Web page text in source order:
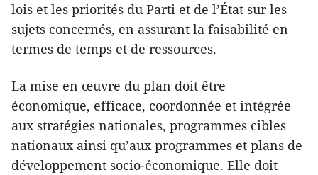
lois et les priorités du Parti et de l’État sur les
sujets concernés, en assurant la faisabilité en
termes de temps et de ressources.
La mise en œuvre du plan doit être
économique, efficace, coordonnée et intégrée
aux stratégies nationales, programmes cibles
nationaux ainsi qu’aux programmes et plans de
développement socio-économique. Elle doit